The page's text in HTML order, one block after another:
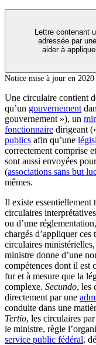
Lettre contenant
adressée par
aider à
Notice mise à jour en 2020
Une circulaire contient
qu’un gouvernement
gouvernement »), un
fonctionnaire dirigeant
publics afin qu’une
correctement comprise
sont aussi envoyées
(associations sans but
mêmes.
Il existe essentiellement
circulaires
ou d’une
chargés d’appliquer
circulaires
ministre donne d’une
compétences dont il est
fur et à mesure que la
complexe. Secundo, les
directement par une
conduite dans une
Tertio, les circulaires
le ministre, règle
service public fédéral,